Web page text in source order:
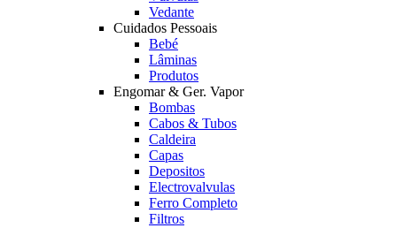
Vedante
Cuidados Pessoais
Bebé
Lâminas
Produtos
Engomar & Ger. Vapor
Bombas
Cabos & Tubos
Caldeira
Capas
Depositos
Electrovalvulas
Ferro Completo
Filtros